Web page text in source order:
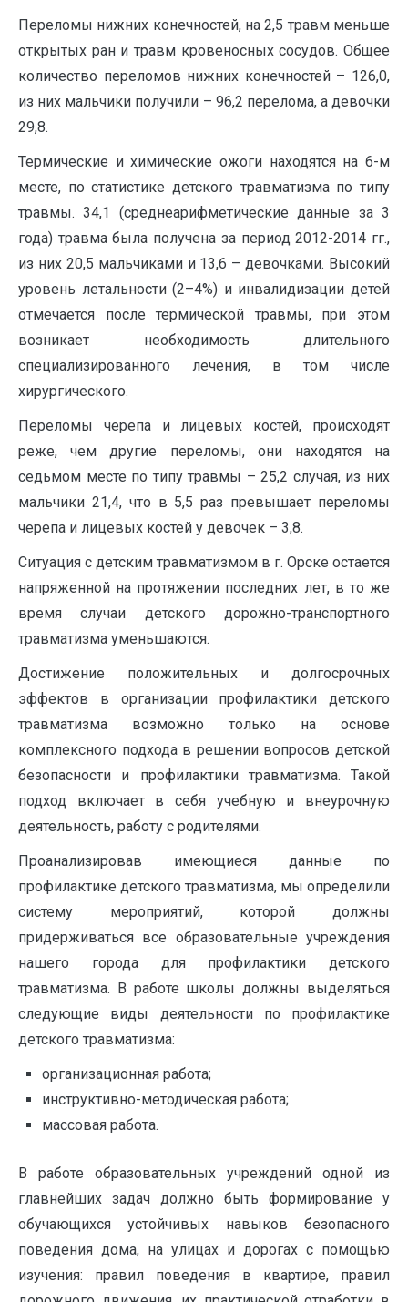
Переломы нижних конечностей, на 2,5 травм меньше
открытых ран и травм кровеносных сосудов. Общее
количество переломов нижних конечностей – 126,0,
из них мальчики получили – 96,2 перелома, а девочки
29,8.
Термические и химические ожоги находятся на 6-м
месте, по статистике детского травматизма по типу
травмы. 34,1 (среднеарифметические данные за 3
года) травма была получена за период 2012-2014 гг.,
из них 20,5 мальчиками и 13,6 – девочками. Высокий
уровень летальности (2–4%) и инвалидизации детей
отмечается после термической травмы, при этом
возникает необходимость длительного
специализированного лечения, в том числе
хирургического.
Переломы черепа и лицевых костей, происходят
реже, чем другие переломы, они находятся на
седьмом месте по типу травмы – 25,2 случая, из них
мальчики 21,4, что в 5,5 раз превышает переломы
черепа и лицевых костей у девочек – 3,8.
Ситуация с детским травматизмом в г. Орске остается
напряженной на протяжении последних лет, в то же
время случаи детского дорожно-транспортного
травматизма уменьшаются.
Достижение положительных и долгосрочных
эффектов в организации профилактики детского
травматизма возможно только на основе
комплексного подхода в решении вопросов детской
безопасности и профилактики травматизма. Такой
подход включает в себя учебную и внеурочную
деятельность, работу с родителями.
Проанализировав имеющиеся данные по
профилактике детского травматизма, мы определили
систему мероприятий, которой должны
придерживаться все образовательные учреждения
нашего города для профилактики детского
травматизма. В работе школы должны выделяться
следующие виды деятельности по профилактике
детского травматизма:
организационная работа;
инструктивно-методическая работа;
массовая работа.
В работе образовательных учреждений одной из
главнейших задач должно быть формирование у
обучающихся устойчивых навыков безопасного
поведения дома, на улицах и дорогах с помощью
изучения: правил поведения в квартире, правил